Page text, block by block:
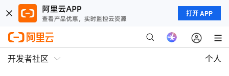
打开 APP
开发者社区 个人